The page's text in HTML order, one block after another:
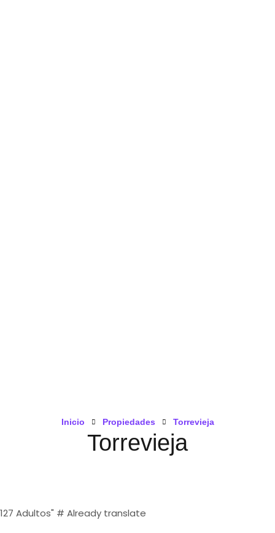
Inicio Propiedades Torrevieja
Torrevieja
127 Adultos" # Already translate